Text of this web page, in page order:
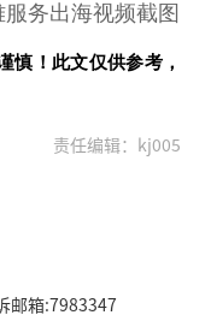
务出海视频截图
慎！此文仅供参考，
责任编辑：kj005
邮箱:7983347